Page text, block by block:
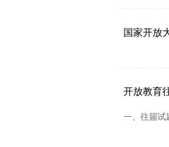
国家开放
开放教育
一、往届试